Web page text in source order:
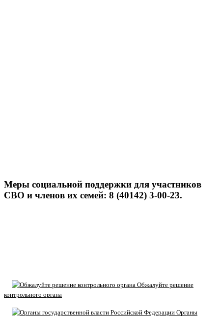
Меры социальной поддержки для участников
СВО и членов их семей: 8 (40142) 3-00-23.
Обжалуйте решение
контрольного органа
Органы